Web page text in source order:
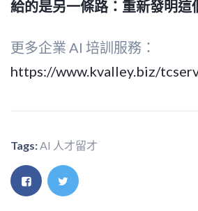
給的是另一條路：重新發明這
更多企業 AI 培訓服務：
https://www.kvalley.biz/
Tags:AI 人才留才